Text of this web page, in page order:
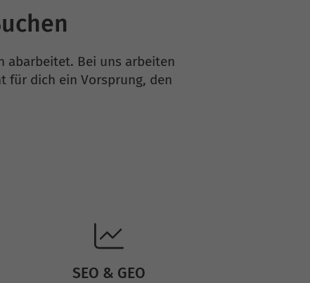
abarbeitet. Bei uns arbeiten
für dich ein Vorsprung, den
SEO & GEO